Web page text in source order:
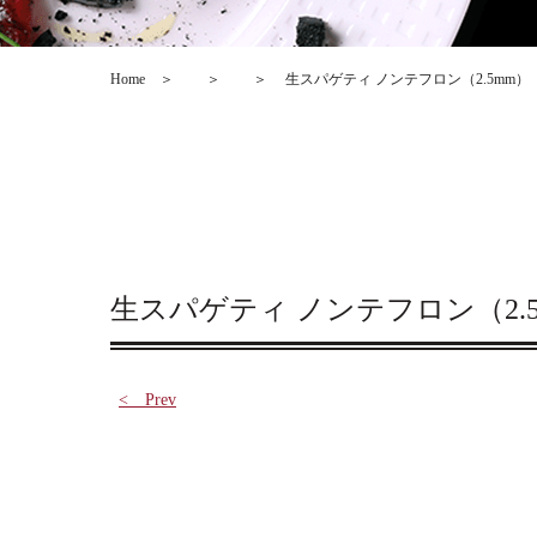
Home ＞ ＞ ＞ 生スパゲティ ノンテフロン（2.5mm）
生スパゲティ ノンテフロン（
< Prev